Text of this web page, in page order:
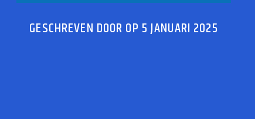
GESCHREVEN DOOR OP 5 JANUARI 2025